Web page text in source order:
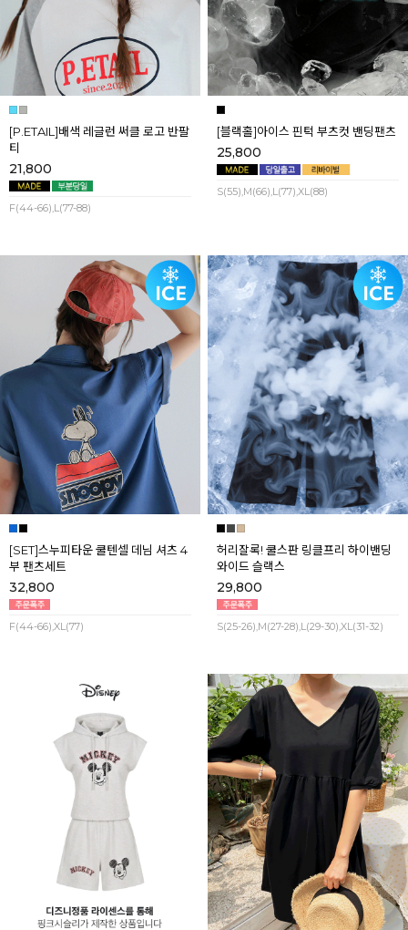
[P.ETAIL]배색 레글런 써클 로고 반팔
티
21,800
F(44-66),L(77-88)
[블랙홀]아이스 핀턱 부츠컷 밴딩팬츠
25,800
S(55),M(66),L(77),XL(88)
[SET]스누피타운 쿨텐셀 데님 셔츠 4
부 팬츠세트
32,800
F(44-66),XL(77)
허리잘록! 쿨스판 링클프리 하이밴딩
와이드 슬랙스
29,800
S(25-26),M(27-28),L(29-30),XL(31-32)